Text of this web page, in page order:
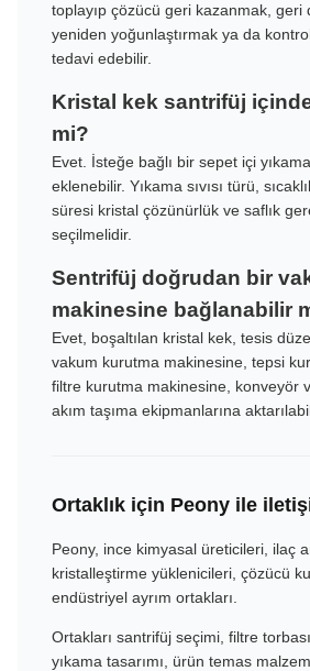
toplayıp çözücü geri kazanmak, geri
yeniden yoğunlaştırmak ya da
tedavi edebilir.
Kristal kek santrifüj
mi?
Evet. İsteğe bağlı bir sepet içi
eklenebilir. Yıkama sıvısı türü,
süresi kristal çözünürlük ve saflık
seçilmelidir.
Sentrifüj doğrudan bir
makinesine bağlanabilir
Evet, boşaltılan kristal kek, tesis
vakum kurutma makinesine, tepsi
filtre kurutma makinesine, konveyör
akım taşıma ekipmanlarına
Ortaklık için Peony ile
Peony, ince kimyasal üreticileri, ilaç
kristalleştirme yüklenicileri, çözücü
endüstriyel ayrım ortakları.
Ortakları santrifüj seçimi, filtre
yıkama tasarımı, ürün temas